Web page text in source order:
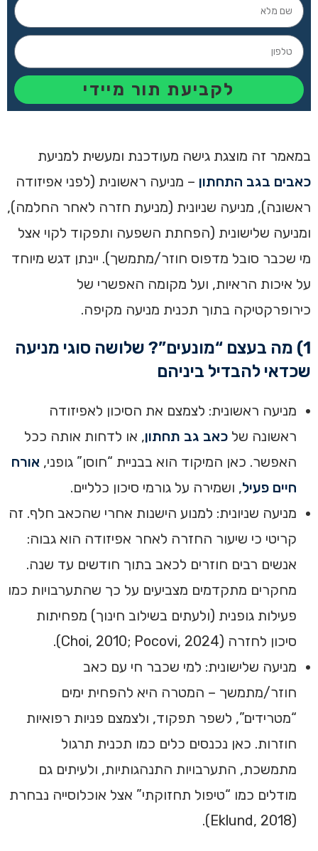
לקביעת תור מיידי
במאמר זה מוצגת גישה מעודכנת ומעשית למניעת
כאבים בגב התחתון – מניעה ראשונית (לפני אפיזודה
ראשונה), מניעה שניונית (מניעת חזרה לאחר החלמה),
ומניעה שלישונית (הפחתת השפעה ותפקוד לקוי אצל
מי שכבר סובל מדפוס חוזר/מתמשך). יינתן דגש מיוחד
על איכות הראיות, ועל מקומה האפשרי של
כירופרקטיקה בתוך תכנית מניעה מקיפה.
1) מה בעצם “מונעים”? שלושה סוגי מניעה
שכדאי להבדיל ביניהם
מניעה ראשונית: לצמצם את הסיכון לאפיזודה
ראשונה של כאב גב תחתון, או לדחות אותה ככל
האפשר. כאן המיקוד הוא בבניית “חוסן” גופני, אורח
חיים פעיל, ושמירה על גורמי סיכון כלליים.
מניעה שניונית: למנוע הישנות אחרי שהכאב חלף. זה
קריטי כי שיעור החזרה לאחר אפיזודה הוא גבוה:
אנשים רבים חוזרים לכאב בתוך חודשים עד שנה.
מחקרים מתקדמים מצביעים על כך שהתערבויות כמו
פעילות גופנית (ולעתים בשילוב חינוך) מפחיתות
סיכון לחזרה (Choi, 2010; Pocovi, 2024).
מניעה שלישונית: למי שכבר חי עם כאב
חוזר/מתמשך – המטרה היא להפחית ימים
“מטרידים”, לשפר תפקוד, ולצמצם פניות רפואיות
חוזרות. כאן נכנסים כלים כמו תכנית תרגול
מתמשכת, התערבויות התנהגותיות, ולעיתים גם
מודלים כמו “טיפול תחזוקתי” אצל אוכלוסייה נבחרת
(Eklund, 2018).